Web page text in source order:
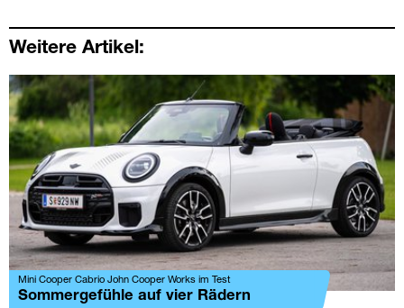
Weitere Artikel:
Mini Cooper Cabrio John Cooper Works im Test
Sommergefühle auf vier Rädern